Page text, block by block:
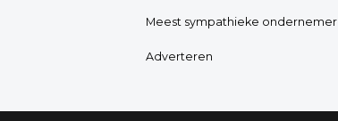
Meest sympathieke ondernemer
Adverteren